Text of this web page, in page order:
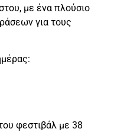
με ένα πλούσιο
για τους
φεστιβάλ με 38